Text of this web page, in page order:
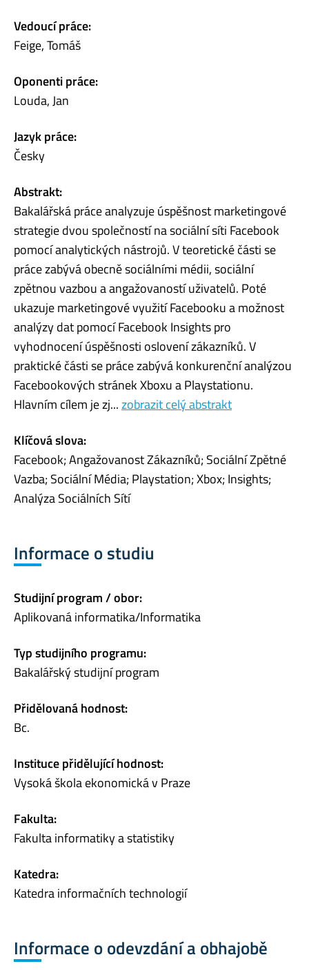
Vedoucí práce:
Feige, Tomáš
Oponenti práce:
Louda, Jan
Jazyk práce:
Česky
Abstrakt:
Bakalářská práce analyzuje úspěšnost marketingové
strategie dvou společností na sociální síti Facebook
pomocí analytických nástrojů. V teoretické části se
práce zabývá obecně sociálními médii, sociální
zpětnou vazbou a angažovaností uživatelů. Poté
ukazuje marketingové využití Facebooku a možnost
analýzy dat pomocí Facebook Insights pro
vyhodnocení úspěšnosti oslovení zákazníků. V
praktické části se práce zabývá konkurenční analýzou
Facebookových stránek Xboxu a Playstationu.
Hlavním cílem je zj...zobrazit celý abstrakt
Klíčová slova:
Facebook; Angažovanost Zákazníků; Sociální Zpětné
Vazba; Sociální Média; Playstation; Xbox; Insights;
Analýza Sociálních Sítí
Informace o studiu
Studijní program / obor:
Aplikovaná informatika/Informatika
Typ studijního programu:
Bakalářský studijní program
Přidělovaná hodnost:
Bc.
Instituce přidělující hodnost:
Vysoká škola ekonomická v Praze
Fakulta:
Fakulta informatiky a statistiky
Katedra:
Katedra informačních technologií
Informace o odevzdání a obhajobě